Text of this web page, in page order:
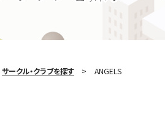
サークル・クラブを探す ANGELS